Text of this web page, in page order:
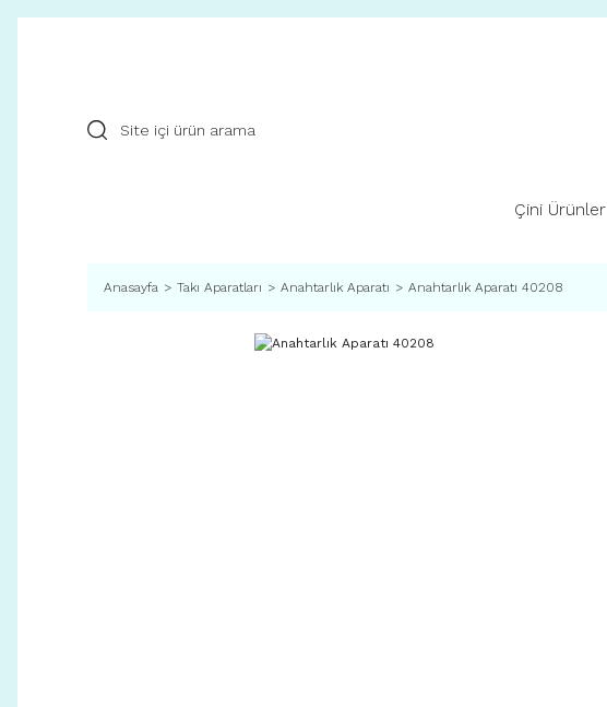
Çini Ürünler
Anasayfa Takı Aparatları Anahtarlık Aparatı Anahtarlık Aparatı 40208